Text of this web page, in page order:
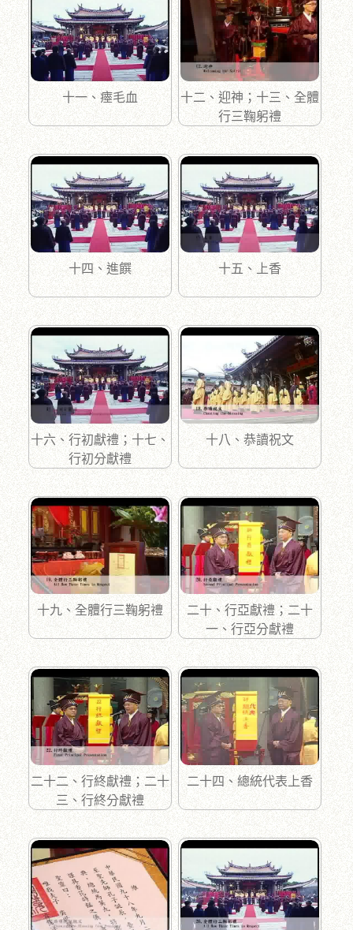
十一、瘞毛血
十二、迎神；十三、全體
行三鞠躬禮
十四、進饌 十五、上香
十六、行初獻禮；十七、
行初分獻禮
十八、恭讀祝文
十九、全體行三鞠躬禮
二十、行亞獻禮；二十
一、行亞分獻禮
二十二、行終獻禮；二十
三、行終分獻禮
二十四、總統代表上香